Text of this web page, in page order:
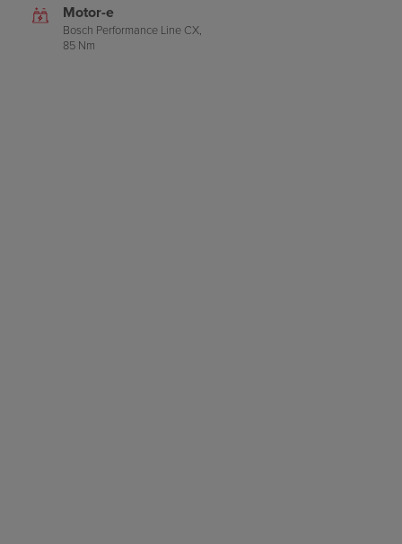
Motor-e
Bosch Performance Line CX,
85 Nm